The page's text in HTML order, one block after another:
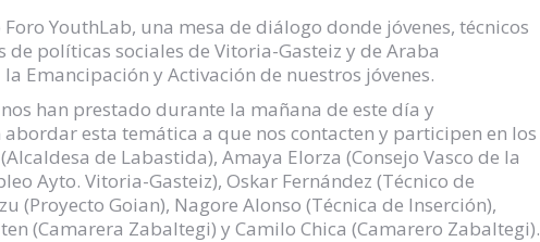
YouthLab, una mesa de diálogo donde jóvenes, técnicos
políticas sociales de Vitoria-Gasteiz y de Araba
Emancipación y Activación de nuestros jóvenes.
han prestado durante la mañana de este día y
esta temática a que nos contacten y participen en los
de Labastida), Amaya Elorza (Consejo Vasco de la
Ayto. Vitoria-Gasteiz), Oskar Fernández (Técnico de
(Proyecto Goian), Nagore Alonso (Técnica de Inserción),
(Camarera Zabaltegi) y Camilo Chica (Camarero Zabaltegi).